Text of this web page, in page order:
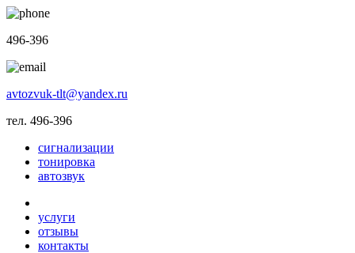
496-396
avtozvuk-tlt@yandex.ru
тел. 496-396
сигнализации
тонировка
автозвук
услуги
отзывы
контакты